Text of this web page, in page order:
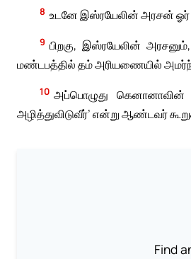
8 உடனே இஸ்ரயேலின் அரசன் ஓர்
9 பிறகு, இஸ்ரயேலின்
மண்டபத்தில் தம் அரியணையில்
10 அப்பொழுது கெனானாவின்
அழித்துவிடுவீர்’ என்று ஆண்டவர்
Find